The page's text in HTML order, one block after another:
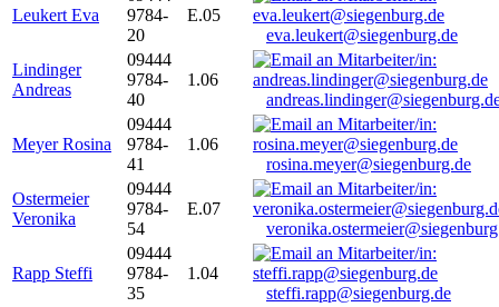
Leukert Eva
9784-
20
E.05
eva.leukert@siegenburg.de
Lindinger
Andreas
09444
9784-
40
1.06
Meyer Rosina
09444
9784-
41
1.06
rosina.meyer@siegenburg.de
Ostermeier
Veronika
09444
9784-
54
E.07
Rapp Steffi
09444
9784-
35
1.04
steffi.rapp@siegenburg.de